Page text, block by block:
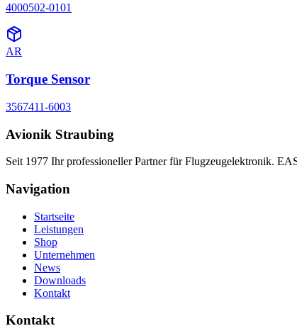
4000502-0101
AR
Torque Sensor
3567411-6003
Avionik Straubing
Seit 1977 Ihr professioneller Partner für Flugzeugelektronik.
Navigation
Startseite
Leistungen
Shop
Unternehmen
News
Downloads
Kontakt
Kontakt